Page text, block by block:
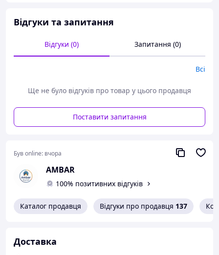
захворювань, для профілактики та лікування
Відгуки та запитання
Відгуки (0) Запитання (0)
Всі
Ще не було відгуків про товар у цього продавця
Поставити запитання
Був online: вчора
AMBAR
100% позитивних відгуків
Каталог продавця Відгуки про продавця 137
Доставка